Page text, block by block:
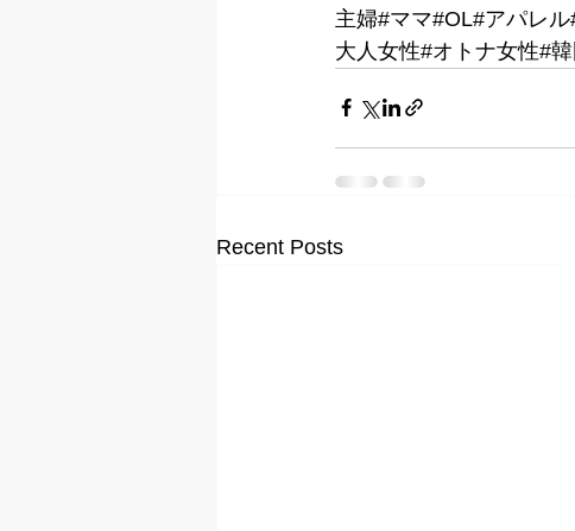
主婦#ママ#OL#アパレ
大人女性#オトナ女性#
Recent Posts